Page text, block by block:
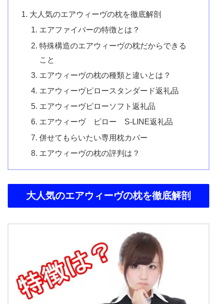
大人気のエアウィーヴの枕を徹底解剖
エアファイバーの特徴とは？
特殊構造のエアウィーヴの枕だからできる
こと
エアウィーヴの枕の種類と違いとは？
エアウィーヴピロースタンダード返礼品
エアウィーヴピローソフト返礼品
エアウィーヴ ピロー S-LINE返礼品
併せてもらいたい専用枕カバー
エアウィーヴの枕の評判は？
大人気のエアウィーヴの枕を徹底解剖